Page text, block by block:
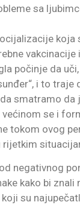
sa
koja
vakcinacije
počinje da
i to traje
smatramo da
se i
tokom ovog
rijetkim
negativnog
kako bi znali
su